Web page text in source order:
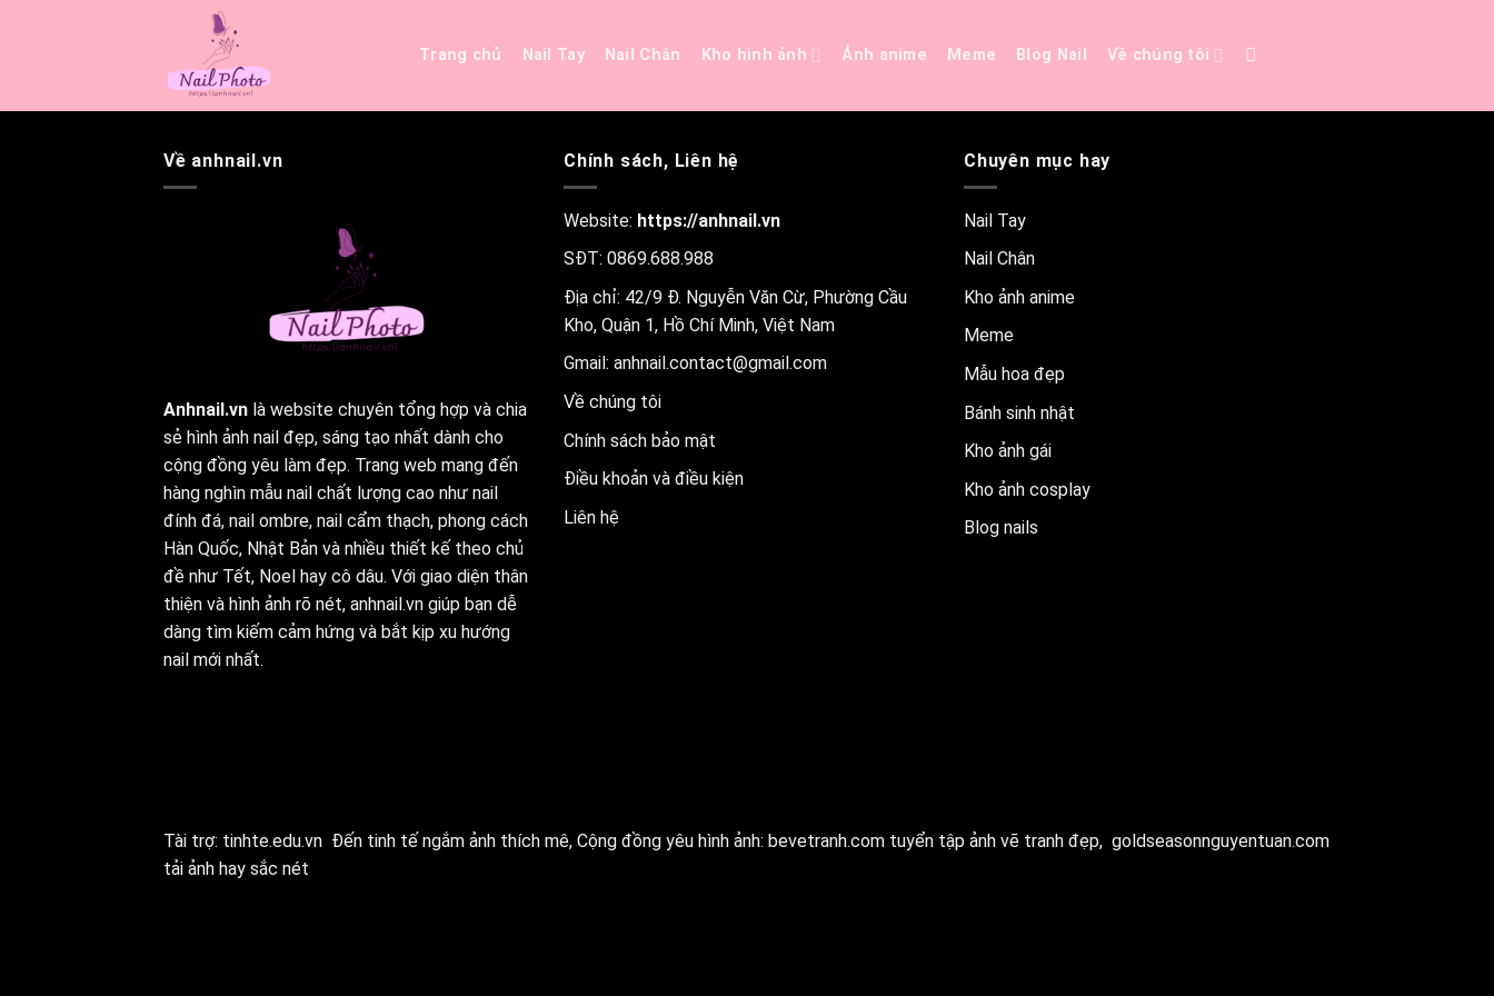
Trang chủ Nail Tay Nail Chân Kho hình ảnh Ảnh anime Meme Blog Nail Về chúng tôi
Về anhnail.vn
Anhnail.vn là website chuyên tổng hợp và chia
sẻ hình ảnh nail đẹp, sáng tạo nhất dành cho
cộng đồng yêu làm đẹp. Trang web mang đến
hàng nghìn mẫu nail chất lượng cao như nail
đính đá, nail ombre, nail cẩm thạch, phong cách
Hàn Quốc, Nhật Bản và nhiều thiết kế theo chủ
đề như Tết, Noel hay cô dâu. Với giao diện thân
thiện và hình ảnh rõ nét, anhnail.vn giúp bạn dễ
dàng tìm kiếm cảm hứng và bắt kịp xu hướng
nail mới nhất.
Chính sách, Liên hệ
Website: https://anhnail.vn
SĐT: 0869.688.988
Địa chỉ: 42/9 Đ. Nguyễn Văn Cừ, Phường Cầu
Kho, Quận 1, Hồ Chí Minh, Việt Nam
Gmail: anhnail.contact@gmail.com
Về chúng tôi
Chính sách bảo mật
Điều khoản và điều kiện
Liên hệ
Chuyên mục hay
Nail Tay
Nail Chân
Kho ảnh anime
Meme
Mẫu hoa đẹp
Bánh sinh nhật
Kho ảnh gái
Kho ảnh cosplay
Blog nails
Tài trợ: tinhte.edu.vn Đến tinh tế ngắm ảnh thích mê, Cộng đồng yêu hình ảnh: bevetranh.com tuyển tập ảnh vẽ tranh đẹp, goldseasonnguyentuan.com
tải ảnh hay sắc nét